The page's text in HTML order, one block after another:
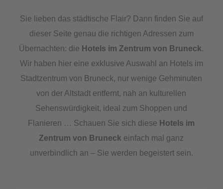
Sie lieben das städtische Flair? Dann finden Sie auf
dieser Seite genau die richtigen Adressen zum
Übernachten: die Hotels im Zentrum von Bruneck.
Wir haben hier eine exklusive Auswahl an Hotels im
Stadtzentrum von Bruneck, nur wenige Gehminuten
von der Altstadt entfernt, nah an kulturellen
Sehenswürdigkeit, ideal zum Shoppen und
Flanieren … Schauen Sie sich diese Hotels im
Zentrum von Bruneck einfach mal ganz
unverbindlich an – Sie werden begeistert sein.